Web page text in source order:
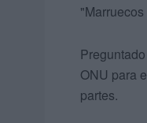
ONU para
partes.